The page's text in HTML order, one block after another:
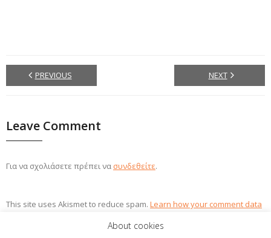
PREVIOUS NEXT
Leave Comment
Για να σχολιάσετε πρέπει να συνδεθείτε.
This site uses Akismet to reduce spam. Learn how your comment data
About cookies